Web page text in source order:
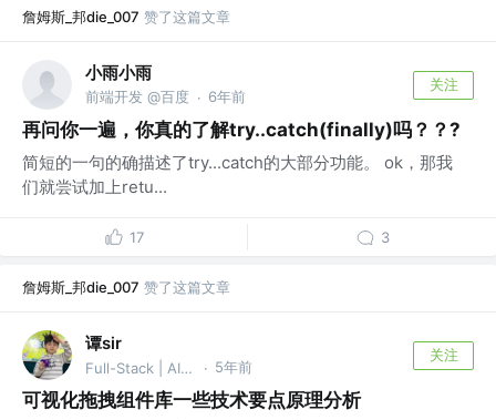
詹姆斯_邦die_007 赞了这篇文章
小雨小雨
前端开发 @百度 · 6年前
关注
再问你一遍，你真的了解try..catch(finally)吗？？?
简短的一句的确描述了try...catch的大部分功能。 ok，那我
们就尝试加上retu...
17 3
詹姆斯_邦die_007 赞了这篇文章
谭sir
Full-Stack | AI Agent · 5年前
关注
可视化拖拽组件库一些技术要点原理分析